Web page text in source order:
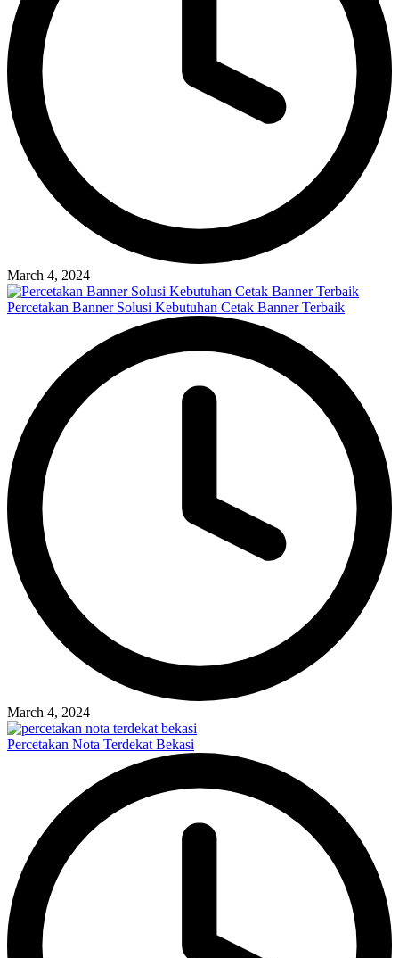
March 4, 2024
Percetakan Banner Solusi Kebutuhan Cetak Banner Terbaik
March 4, 2024
Percetakan Nota Terdekat Bekasi